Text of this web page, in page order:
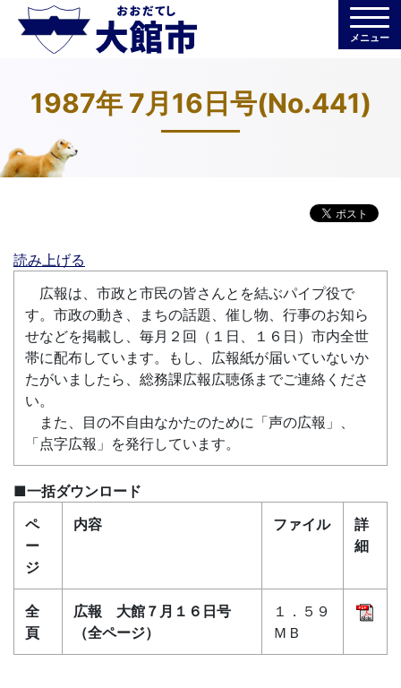
メニュー
1987年 7月16日号(No.441)
読み上げる
広報は、市政と市民の皆さんとを結ぶパイプ役で
す。市政の動き、まちの話題、催し物、行事のお知ら
せなどを掲載し、毎月２回（１日、１６日）市内全世
帯に配布しています。もし、広報紙が届いていないか
たがいましたら、総務課広報広聴係までご連絡くださ
い。
また、目の不自由なかたのために「声の広報」、
「点字広報」を発行しています。
■一括ダウンロード
ペ
ー
ジ
内容 ファイル
詳
細
全
頁
広報 大館７月１６日号
（全ページ）
１．５９
ＭＢ